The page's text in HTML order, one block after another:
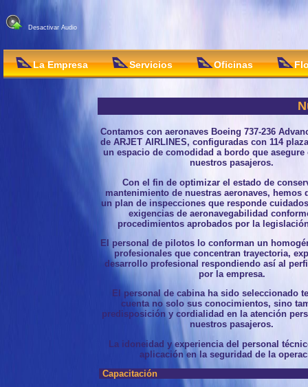
Desactivar Audio
La Empresa Servicios Oficinas
Contamos con aeronaves Boeing 737-236
de ARJET AIRLINES, configuradas con 114
un espacio de comodidad a bordo que asegure
nuestros pasajeros.
Con el fin de optimizar el estado de
mantenimiento de nuestras aeronaves, hemos
un plan de inspecciones que responde
exigencias de aeronavegabilidad
procedimientos aprobados por la
El personal de pilotos lo conforman un
profesionales que concentran trayectoria,
desarrollo profesional respondiendo así al
por la empresa.
El personal de cabina ha sido seleccionado
cuenta no solo sus conocimientos, sino
predisposición y cordialidad en la atención
nuestros pasajeros.
La idoneidad y experiencia del personal
aplicación en la seguridad de la
Capacitación